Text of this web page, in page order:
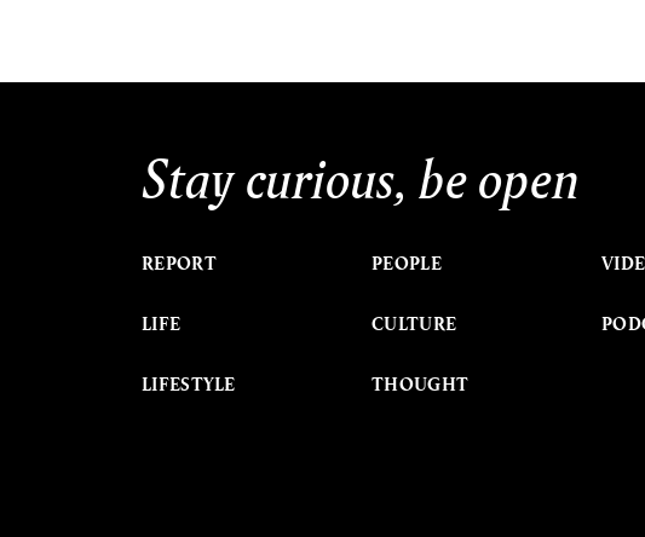
Stay curious, be open
REPORT
LIFE
LIFESTYLE
PEOPLE
CULTURE
THOUGHT